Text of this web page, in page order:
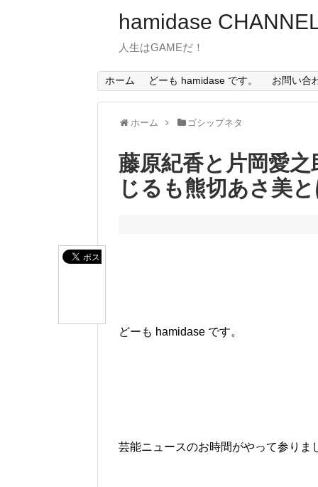
hamidase
人生はGAMEだ！
ホーム どーも hamidase です。 お問い合
ホーム ゴシップネタ
藤原紀香と片岡愛
じるも熊切あさ美
どーも hamidase です。
芸能ニュースのお時間がやって参りま